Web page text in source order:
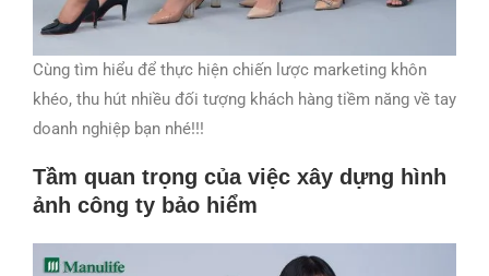
Cùng tìm hiểu để thực hiện chiến lược marketing khôn
khéo, thu hút nhiều đối tượng khách hàng tiềm năng về tay
doanh nghiệp bạn nhé!!!
Tầm quan trọng của việc xây dựng hình
ảnh công ty bảo hiểm